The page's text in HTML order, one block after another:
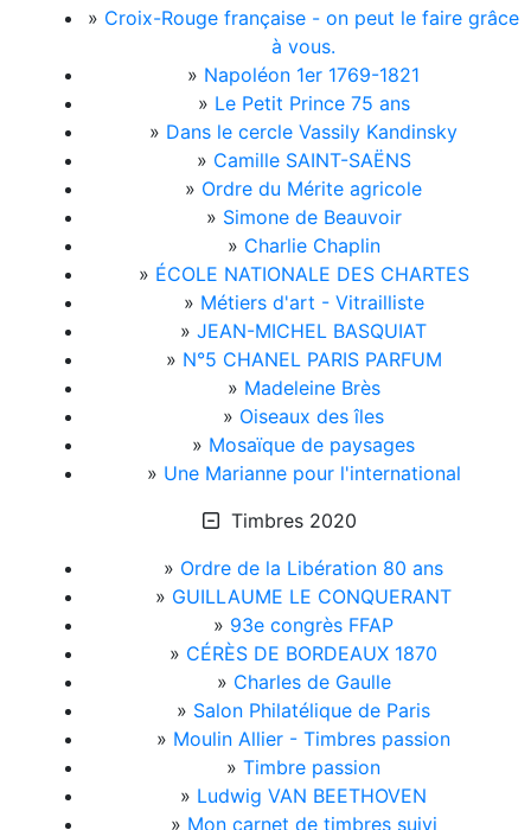
» Croix-Rouge française - on peut le faire grâce
à vous.
» Napoléon 1er 1769-1821
» Le Petit Prince 75 ans
» Dans le cercle Vassily Kandinsky
» Camille SAINT-SAËNS
» Ordre du Mérite agricole
» Simone de Beauvoir
» Charlie Chaplin
» ÉCOLE NATIONALE DES CHARTES
» Métiers d'art - Vitrailliste
» JEAN-MICHEL BASQUIAT
» N°5 CHANEL PARIS PARFUM
» Madeleine Brès
» Oiseaux des îles
» Mosaïque de paysages
» Une Marianne pour l'international
Timbres 2020
» Ordre de la Libération 80 ans
» GUILLAUME LE CONQUERANT
» 93e congrès FFAP
» CÉRÈS DE BORDEAUX 1870
» Charles de Gaulle
» Salon Philatélique de Paris
» Moulin Allier - Timbres passion
» Timbre passion
» Ludwig VAN BEETHOVEN
» Mon carnet de timbres suivi